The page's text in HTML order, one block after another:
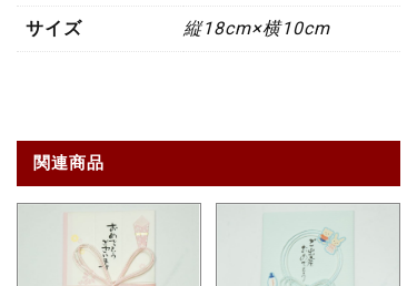
サイズ 縦18cm×横10cm
関連商品